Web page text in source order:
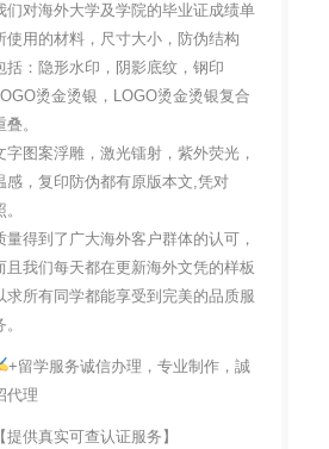
们对海外大学及学院的毕业证成绩单
使用的材料，尺寸大小，防伪结构
括：隐形水印，阴影底纹，钢印
烫金烫银，LOGO烫金烫银复合
叠。
字图案浮雕，激光镭射，紫外荧光，
感，复印防伪都有原版本文,凭对
。
量得到了广大海外客户群体的认可，
且我们每天都在更新海外文凭的样板
求所有同学都能享受到完美的品质服
+留学服务诚信办理，专业制作，誠
代理
【提供真实可查认证服务】